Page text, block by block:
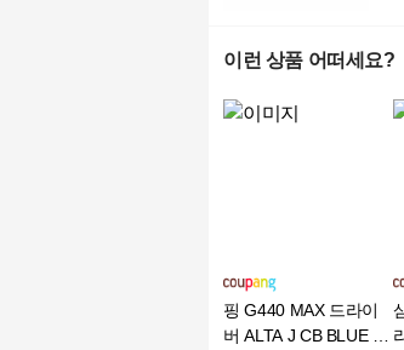
이런 상품 어떠세요?
핑 G440 MAX 드라이
버 ALTA J CB BLUE 샤